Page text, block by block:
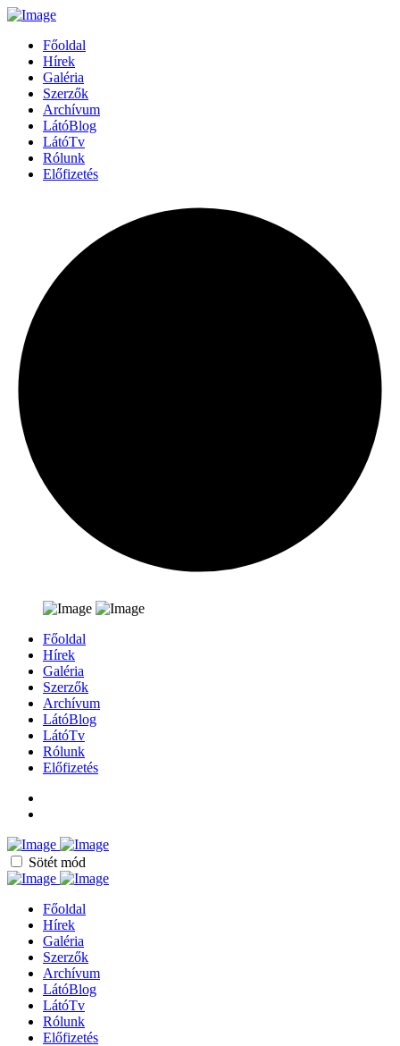
Főoldal
Hírek
Galéria
Szerzők
Archívum
LátóBlog
LátóTv
Rólunk
Előfizetés
Főoldal
Hírek
Galéria
Szerzők
Archívum
LátóBlog
LátóTv
Rólunk
Előfizetés
Sötét mód
Főoldal
Hírek
Galéria
Szerzők
Archívum
LátóBlog
LátóTv
Rólunk
Előfizetés